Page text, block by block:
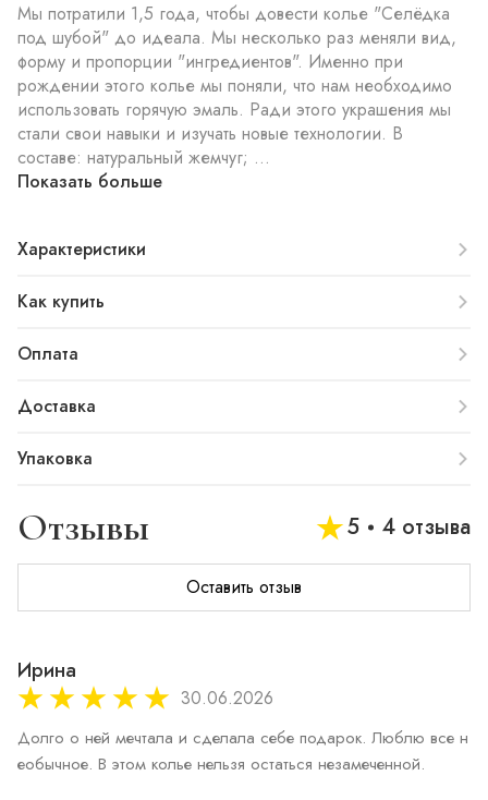
Мы потратили 1,5 года, чтобы довести колье "Селёдка
под шубой" до идеала. Мы несколько раз меняли вид,
форму и пропорции "ингредиентов". Именно при
рождении этого колье мы поняли, что нам необходимо
использовать горячую эмаль. Ради этого украшения мы
стали свои навыки и изучать новые технологии. В
составе: натуральный жемчуг; ...
Показать больше
Характеристики
Как купить
Оплата
Доставка
Упаковка
Отзывы 5 4 отзыва
Оставить отзыв
Ирина
30.06.2026
Долго о ней мечтала и сделала себе подарок. Люблю все н
еобычное. В этом колье нельзя остаться незамеченной.